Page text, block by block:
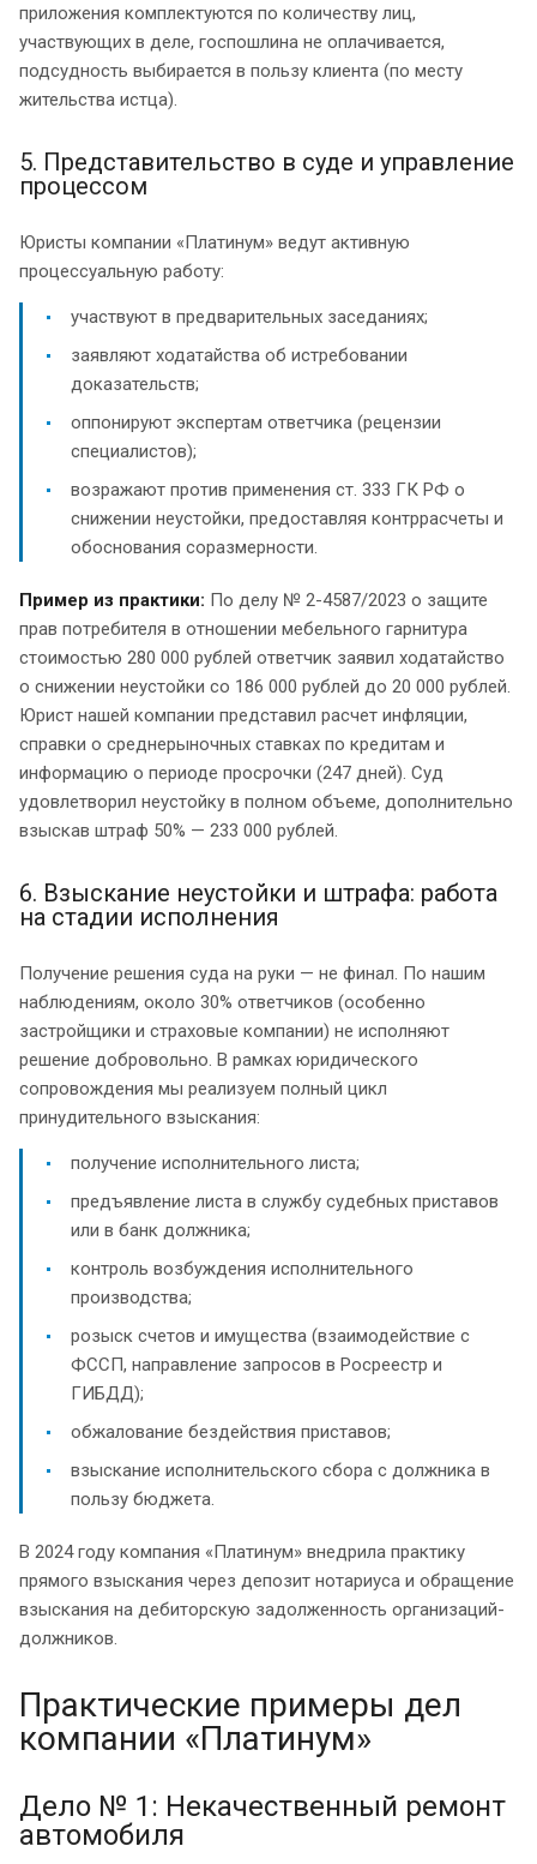
приложения комплектуются по количеству лиц,
участвующих в деле, госпошлина не оплачивается,
подсудность выбирается в пользу клиента (по месту
жительства истца).
5. Представительство в суде и управление
процессом
Юристы компании «Платинум» ведут активную
процессуальную работу:
участвуют в предварительных заседаниях;
заявляют ходатайства об истребовании
доказательств;
оппонируют экспертам ответчика (рецензии
специалистов);
возражают против применения ст. 333 ГК РФ о
снижении неустойки, предоставляя контррасчеты и
обоснования соразмерности.
Пример из практики: По делу № 2-4587/2023 о защите
прав потребителя в отношении мебельного гарнитура
стоимостью 280 000 рублей ответчик заявил ходатайство
о снижении неустойки со 186 000 рублей до 20 000 рублей.
Юрист нашей компании представил расчет инфляции,
справки о среднерыночных ставках по кредитам и
информацию о периоде просрочки (247 дней). Суд
удовлетворил неустойку в полном объеме, дополнительно
взыскав штраф 50% — 233 000 рублей.
6. Взыскание неустойки и штрафа: работа
на стадии исполнения
Получение решения суда на руки — не финал. По нашим
наблюдениям, около 30% ответчиков (особенно
застройщики и страховые компании) не исполняют
решение добровольно. В рамках юридического
сопровождения мы реализуем полный цикл
принудительного взыскания:
получение исполнительного листа;
предъявление листа в службу судебных приставов
или в банк должника;
контроль возбуждения исполнительного
производства;
розыск счетов и имущества (взаимодействие с
ФССП, направление запросов в Росреестр и
ГИБДД);
обжалование бездействия приставов;
взыскание исполнительского сбора с должника в
пользу бюджета.
В 2024 году компания «Платинум» внедрила практику
прямого взыскания через депозит нотариуса и обращение
взыскания на дебиторскую задолженность организаций-
должников.
Практические примеры дел
компании «Платинум»
Дело № 1: Некачественный ремонт
автомобиля